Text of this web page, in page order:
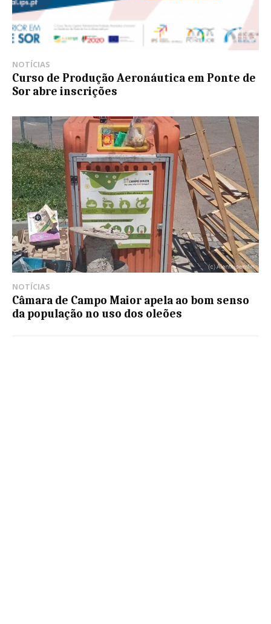
NOTÍCIAS
Curso de Produção Aeronáutica em Ponte de
Sor abre inscrições
NOTÍCIAS
Câmara de Campo Maior apela ao bom senso
da população no uso dos oleões